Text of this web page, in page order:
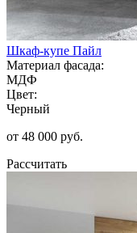
Шкаф-купе Пайл
Материал фасада:
МДФ
Цвет:
Черный
от 48 000 руб.
Рассчитать